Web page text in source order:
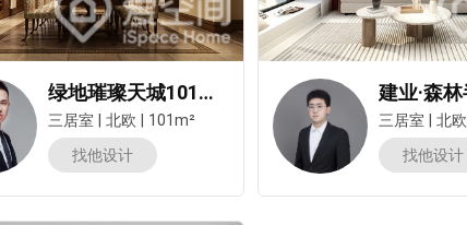
绿地璀璨天城101平米三居室简欧风装修案例
三居室 北欧
101m²
找他设计
三居室 北欧
找他设计